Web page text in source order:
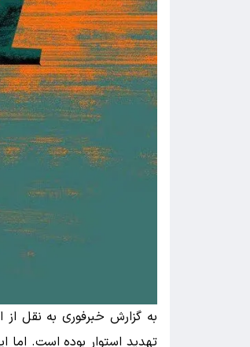
به گزارش خبرفوری به نقل
تهدید استوار بوده است.